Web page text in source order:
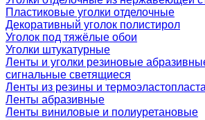
Пластиковые уголки отделочные
Декоративный уголок полистирол
Уголок под тяжёлые обои
Уголки штукатурные
Ленты и уголки резиновые
сигнальные светящиеся
Ленты из резины и термоэластопласта
Ленты абразивные
Ленты виниловые и полиуретановые